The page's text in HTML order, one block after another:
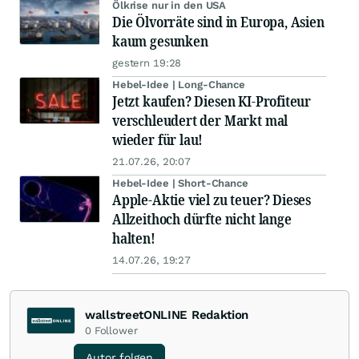
Ölkrise nur in den USA
Die Ölvorräte sind in Europa, Asien
kaum gesunken
gestern 19:28
Hebel-Idee | Long-Chance
Jetzt kaufen? Diesen KI-Profiteur
verschleudert der Markt mal
wieder für lau!
21.07.26, 20:07
Hebel-Idee | Short-Chance
Apple-Aktie viel zu teuer? Dieses
Allzeithoch dürfte nicht lange
halten!
14.07.26, 19:27
wallstreetONLINE Redaktion
0 Follower